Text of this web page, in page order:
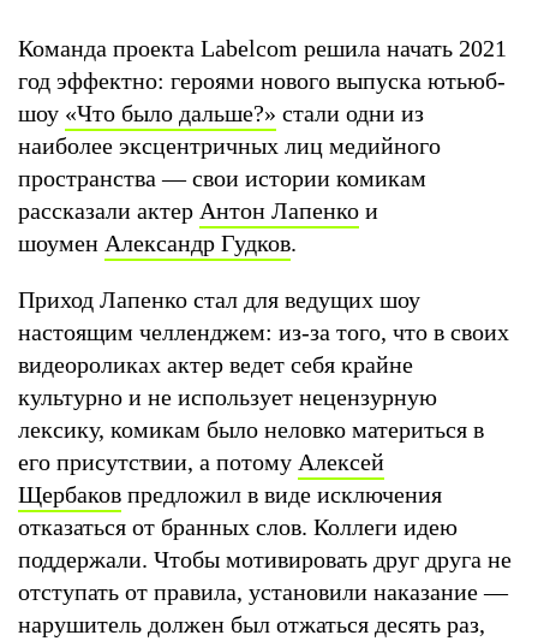
Команда проекта Labelcom решила начать 2021
год эффектно: героями нового выпуска ютьюб-
шоу «Что было дальше?» стали одни из
наиболее эксцентричных лиц медийного
пространства — свои истории комикам
рассказали актер Антон Лапенко и
шоумен Александр Гудков.
Приход Лапенко стал для ведущих шоу
настоящим челленджем: из-за того, что в своих
видеороликах актер ведет себя крайне
культурно и не использует нецензурную
лексику, комикам было неловко материться в
его присутствии, а потому Алексей
Щербаков предложил в виде исключения
отказаться от бранных слов. Коллеги идею
поддержали. Чтобы мотивировать друг друга не
отступать от правила, установили наказание —
нарушитель должен был отжаться десять раз,